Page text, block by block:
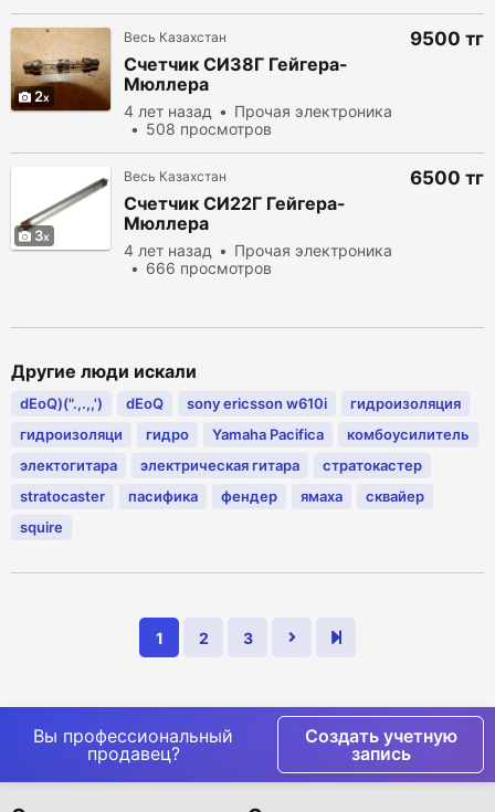
2
Весь Казахстан
Счетчик СИ38Г Гейгера-
Мюллера
4 лет назад
Прочая электроника
508 просмотров
9500 тг
3
Весь Казахстан
Счетчик СИ22Г Гейгера-
Мюллера
4 лет назад
Прочая электроника
666 просмотров
6500 тг
Другие люди искали
dEoQ)(".,.,,') dEoQ sony ericsson w610i
гидроизоляция
гидроизоляци
гидро Yamaha Pacifica
комбоусилитель
электогитара
электрическая гитара
стратокастер
stratocaster
пасифика фендер ямаха
сквайер
squire
1 2 3
Вы профессиональный
продавец?
Создать учетную
запись